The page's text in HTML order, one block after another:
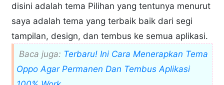
disini adalah tema Pilihan yang tentunya menurut
saya adalah tema yang terbaik baik dari segi
tampilan, design, dan tembus ke semua aplikasi.
Baca juga: Terbaru! Ini Cara Menerapkan Tema
Oppo Agar Permanen Dan Tembus Aplikasi